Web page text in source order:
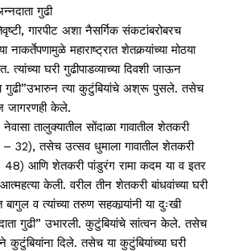
गुढी
अशा नैसर्गिक संकटांबरोबरच
नाकर्तेपणामुळे महाराष्ट्रात शेतकर्‍यांच्या मोठया
त्यांच्या घरी गुढीपाडव्याच्या दिवशी जाऊन
गुढी”उभारुन त्या कुटुंबियांचे अश्रू पुसले. तसेच
जागरणही केले.
तालुक्यातील सोंदाळा गावातील शेतकरी
– 32), तसेच उत्सव धुमाला गावातील शेतकरी
48) आणि शेतकरी पांडुरंग रामा कदम या व इतर
केली. वरील तीन शेतकरी बांधवांच्या घरी
व त्यांच्या तरुण सहकार्‍यांनी या दुःखी
गुढी” उभारली. कुटुंबियांचे सांत्वन केले. तसेच
दिले. तसेच या कुटुंबियांच्या घरी